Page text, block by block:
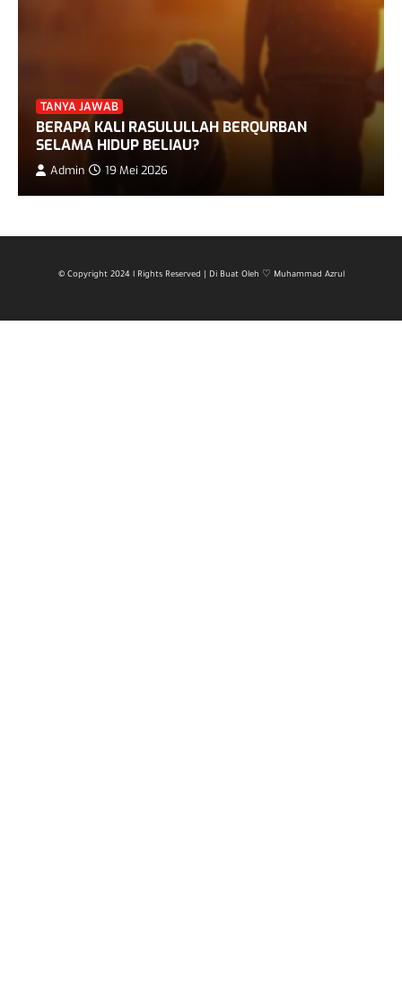
TANYA JAWAB
BERAPA KALI RASULULLAH BERQURBAN
SELAMA HIDUP BELIAU?
Admin 19 Mei 2026
© Copyright 2024 l Rights Reserved | Di Buat Oleh ♡ Muhammad Azrul